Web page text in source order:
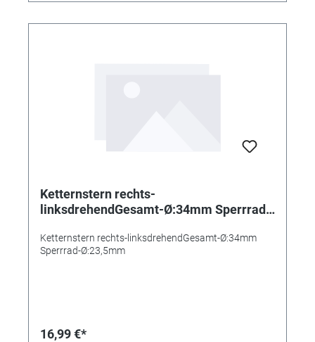
Ketternstern rechts-
linksdrehendGesamt-Ø:34mm Sperrrad-
Ketternstern rechts-linksdrehendGesamt-Ø:34mm
Sperrrad-Ø:23,5mm
16,99 €*